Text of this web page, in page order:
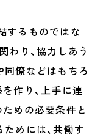
するものではな
わり、協力しあう
同僚などはもちろ
作り、上手に連
めの必要条件と
めには、共働す